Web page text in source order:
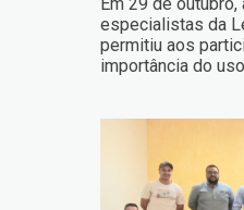
especialistas da
permitiu aos
importância do